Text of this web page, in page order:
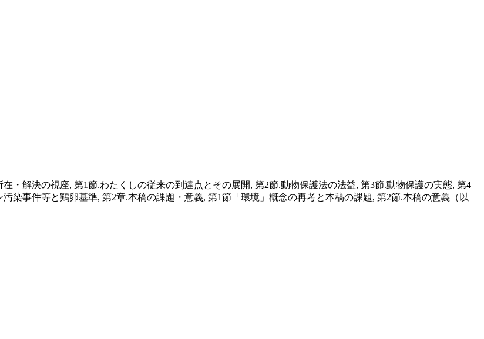
・解決の視座, 第1節.わたくしの従来の到達点とその展開, 第2節.動物保護法の法益, 第3節.動物保護の実態, 第4
染事件等と鶏卵基準, 第2章.本稿の課題・意義, 第1節「環境」概念の再考と本稿の課題, 第2節.本稿の意義（以